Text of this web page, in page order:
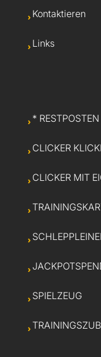
Kontaktieren
Links
*
CLICKER
CLICKER MIT
SPIELZEUG